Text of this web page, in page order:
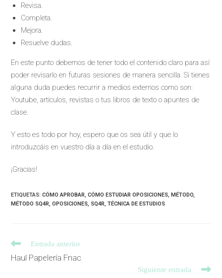
Revisa.
Completa.
Mejora.
Resuelve dudas.
En este punto debemos de tener todo el contenido claro para así
poder revisarlo en futuras sesiones de manera sencilla. Si tienes
alguna duda puedes recurrir a medios externos como son:
Youtube, artículos, revistas o tus libros de texto o apuntes de
clase.
Y esto es todo por hoy, espero que os sea útil y que lo
introduzcáis en vuestro día a día en el estudio.
¡Gracias!
ETIQUETAS:CÓMO APROBAR, CÓMO ESTUDIAR OPOSICIONES, MÉTODO,
MÉTODO SQ4R, OPOSICIONES, SQ4R, TÉCNICA DE ESTUDIOS
Entrada anterior
Haul Papelería Fnac
Siguiente entrada